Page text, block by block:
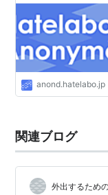
anond.hatelabo.jp
関連ブログ
外出するため